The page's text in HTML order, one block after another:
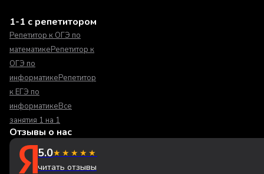
1-1 с репетитором
Репетитор к ОГЭ по
математикеРепетитор к
ОГЭ по
информатикеРепетитор
к ЕГЭ по
информатикеВсе
занятия 1 на 1
Отзывы о нас
5.0★★★★★
читать отзывы